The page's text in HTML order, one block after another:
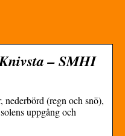
– SMHI
nederbörd (regn och snö),
uppgång och